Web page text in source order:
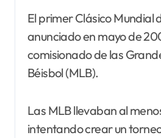
El primer Clásico Mundial
anunciado en mayo de
comisionado de las
Béisbol (MLB).
Las MLB llevaban al
intentando crear un